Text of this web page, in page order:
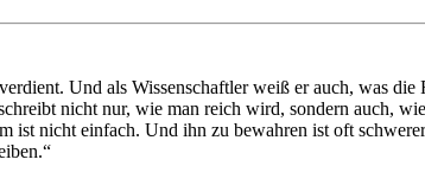
Und als Wissenschaftler weiß er auch, was die
nicht nur, wie man reich wird, sondern auch,
ist nicht einfach. Und ihn zu bewahren ist oft